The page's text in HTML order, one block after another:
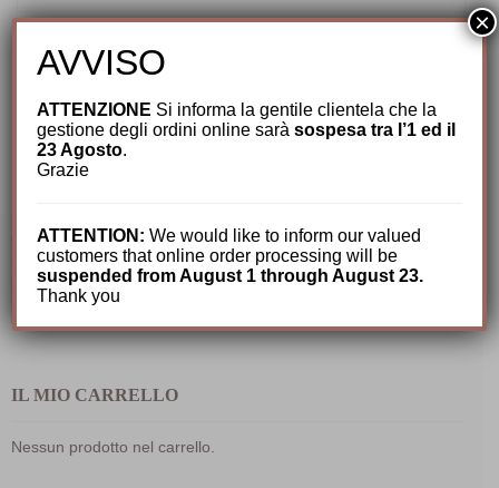
Cappello Bucket Lino
78,00
CERCA TRA I NOSTRI PRODOTTI
Cerca:
IL MIO CARRELLO
Nessun prodotto nel carrello.
AVVISO
ATTENZIONE Si informa la gentile clientela che la
gestione degli ordini online saràsospesa tra l’1 ed il
23 Agosto.
Grazie
ATTENTION: We would like to inform our valued
customers that online order processing will be
suspended from August 1 through August 23.
Thank you
×